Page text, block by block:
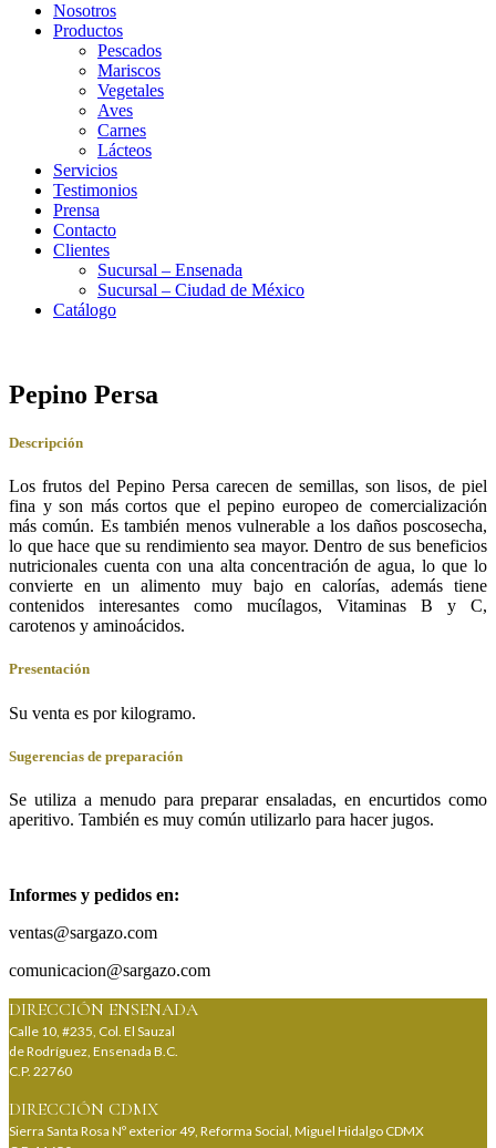
Nosotros
Productos
Pescados
Mariscos
Vegetales
Aves
Carnes
Lácteos
Servicios
Testimonios
Prensa
Contacto
Clientes
Sucursal – Ensenada
Sucursal – Ciudad de México
Catálogo
Pepino Persa
Descripción
Los frutos del Pepino Persa carecen de semillas, son lisos, de piel
fina y son más cortos que el pepino europeo de comercialización
más común. Es también menos vulnerable a los daños poscosecha,
lo que hace que su rendimiento sea mayor. Dentro de sus beneficios
nutricionales cuenta con una alta concentración de agua, lo que lo
convierte en un alimento muy bajo en calorías, además tiene
contenidos interesantes como mucílagos, Vitaminas B y C,
carotenos y aminoácidos.
Presentación
Su venta es por kilogramo.
Sugerencias de preparación
Se utiliza a menudo para preparar ensaladas, en encurtidos como
aperitivo. También es muy común utilizarlo para hacer jugos.
Informes y pedidos en:
ventas@sargazo.com
comunicacion@sargazo.com
DIRECCIÓN ENSENADA
Calle 10, #235, Col. El Sauzal
de Rodríguez, Ensenada B.C.
C.P. 22760
DIRECCIÓN CDMX
Sierra Santa Rosa Nº exterior 49, Reforma Social, Miguel Hidalgo CDMX